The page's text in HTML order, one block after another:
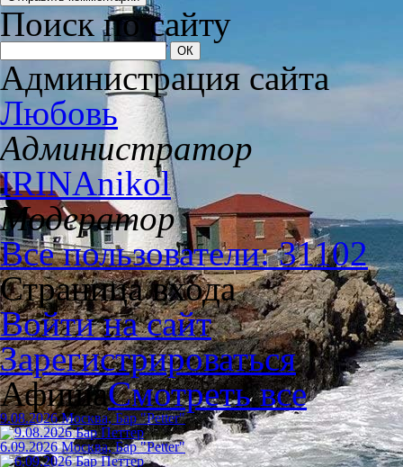
Поиск по сайту
Администрация сайта
Любовь
Администратор
IRINAnikol
Модератор
Все пользователи: 31102
Страница входа
Войти на сайт
Зарегистрироваться
АфишаСмотреть все
9.08.2026 Москва, Бар "Petter"
6.09.2026 Москва, Бар "Petter"